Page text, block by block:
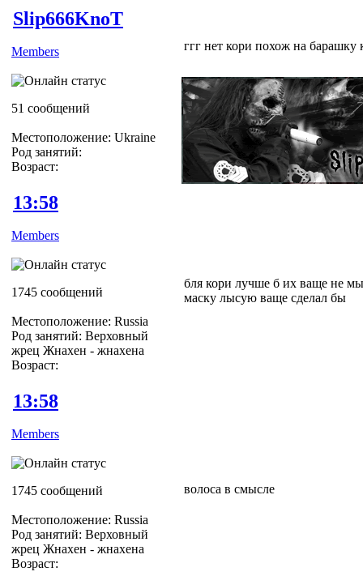
Slip666KnoT
Members
51 сообщений
Местоположение: Ukraine
Род занятий:
Возраст:
ггг нет кори похож на барашку
13:58
Members
1745 сообщений
Местоположение: Russia
Род занятий: Верховный
жрец Жнахен - жнахена
Возраст:
бля кори лучше б их ваще не
маску лысую ваще сделал бы
13:58
Members
1745 сообщений
Местоположение: Russia
Род занятий: Верховный
жрец Жнахен - жнахена
Возраст:
волоса в смысле